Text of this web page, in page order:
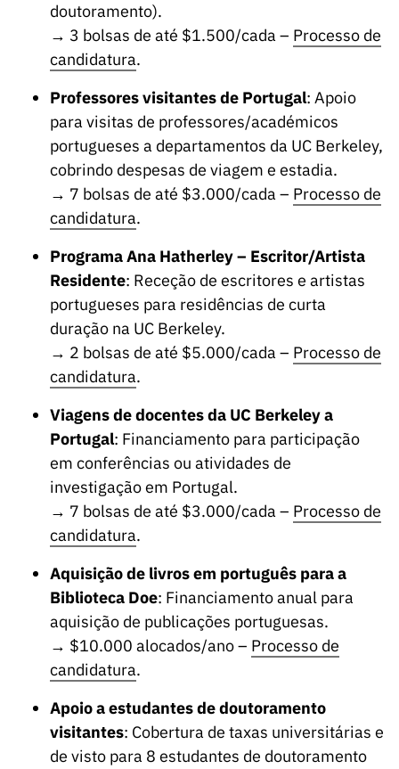
doutoramento).
→ 3 bolsas de até $1.500/cada – Processo de
candidatura.
Professores visitantes de Portugal: Apoio
para visitas de professores/académicos
portugueses a departamentos da UC Berkeley,
cobrindo despesas de viagem e estadia.
→ 7 bolsas de até $3.000/cada – Processo de
candidatura.
Programa Ana Hatherley – Escritor/Artista
Residente: Receção de escritores e artistas
portugueses para residências de curta
duração na UC Berkeley.
→ 2 bolsas de até $5.000/cada – Processo de
candidatura.
Viagens de docentes da UC Berkeley a
Portugal: Financiamento para participação
em conferências ou atividades de
investigação em Portugal.
→ 7 bolsas de até $3.000/cada – Processo de
candidatura.
Aquisição de livros em português para a
Biblioteca Doe: Financiamento anual para
aquisição de publicações portuguesas.
→ $10.000 alocados/ano – Processo de
candidatura.
Apoio a estudantes de doutoramento
visitantes: Cobertura de taxas universitárias e
de visto para 8 estudantes de doutoramento